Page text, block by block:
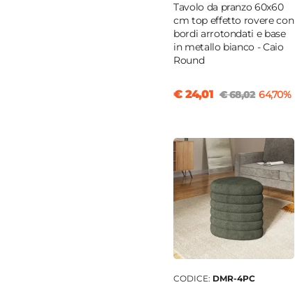
Tavolo da pranzo 60x60
cm top effetto rovere con
bordi arrotondati e base
in metallo bianco - Caio
Round
€ 24,01 € 68,02 64,70%
CODICE: DMR-4PC